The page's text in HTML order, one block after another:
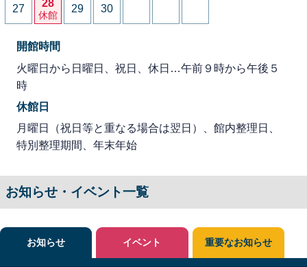
27 28
休館
29 30
開館時間
火曜日から日曜日、祝日、休日…午前９時から午後５
時
休館日
月曜日（祝日等と重なる場合は翌日）、館内整理日、
特別整理期間、年末年始
お知らせ・イベント一覧
お知らせ イベント 重要なお知らせ